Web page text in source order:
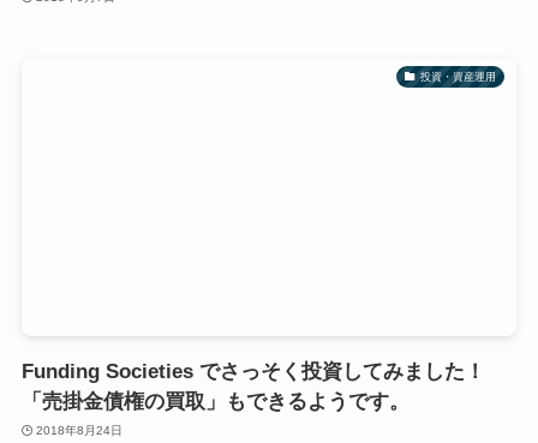
投資・資産運用
Funding Societies でさっそく投資してみました！
「売掛金債権の買取」もできるようです。
2018年8月24日